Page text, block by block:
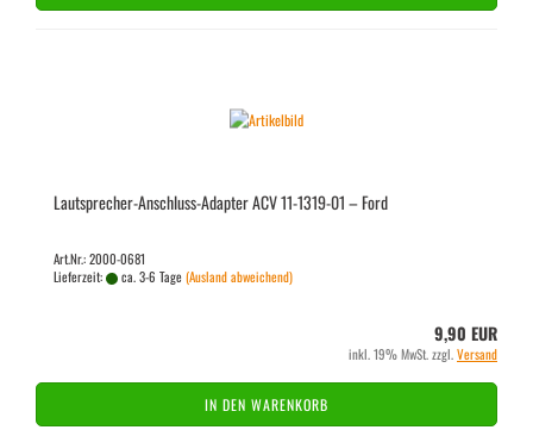
Lautsprecher-​​Anschluss-​Adapter ACV 11-​1319-​01 – Ford
Art.Nr.: 2000-0681
Lieferzeit:
ca. 3-6 Tage(Ausland abweichend)
9,90 EUR
inkl. 19% MwSt. zzgl.Versand
IN DEN WARENKORB